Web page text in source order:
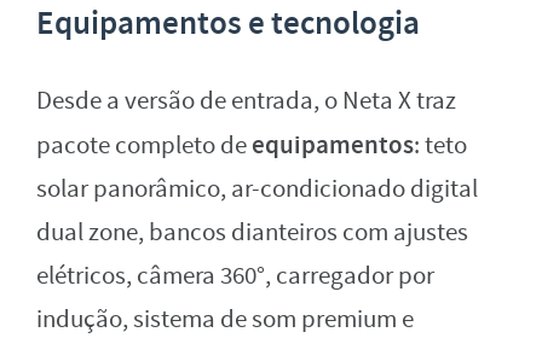
Equipamentos e tecnologia
Desde a versão de entrada, o Neta X traz
pacote completo deequipamentos: teto
solar panorâmico, ar-condicionado digital
dual zone, bancos dianteiros com ajustes
elétricos, câmera 360°, carregador por
indução, sistema de som premium e